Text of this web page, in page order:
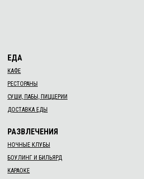
ЕДА
КАФЕ
РЕСТОРАНЫ
СУШИ, ПАБЫ, ПИЦЦЕРИИ
ДОСТАВКА ЕДЫ
РАЗВЛЕЧЕНИЯ
НОЧНЫЕ КЛУБЫ
БОУЛИНГ И БИЛЬЯРД
КАРАОКЕ